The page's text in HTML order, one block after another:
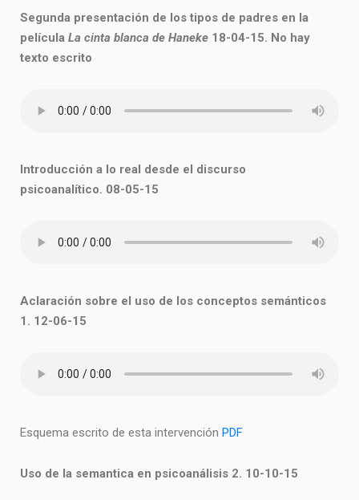
Segunda presentación de los tipos de padres en la
película La cinta blanca de Haneke 18-04-15. No hay
texto escrito
Introducción a lo real desde el discurso
psicoanalítico. 08-05-15
Aclaración sobre el uso de los conceptos semánticos
1. 12-06-15
Esquema escrito de esta intervención PDF
Uso de la semantica en psicoanálisis 2. 10-10-15